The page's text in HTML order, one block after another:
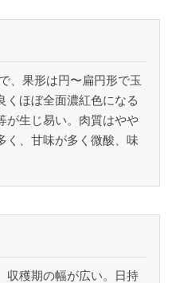
、果形は円〜扁円形で玉
くほぼ全面濃紅色になる
が生じ易い。肉質はやや
く、甘味が多く微酸、味
収穫期の幅が広い。日持